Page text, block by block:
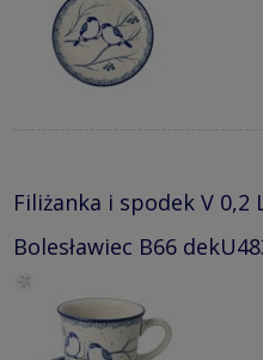
Filiżanka i spodek V
Bolesławiec B66